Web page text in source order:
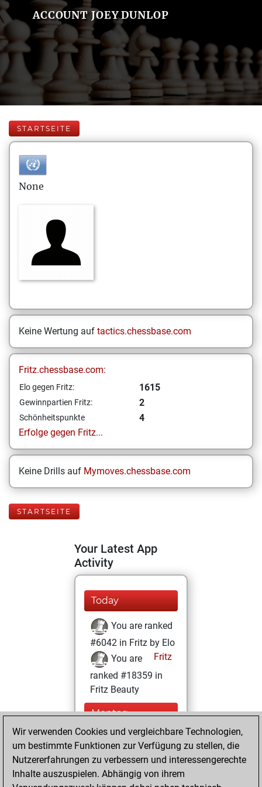
ACCOUNT JOEY DUNLOP
STARTSEITE
None
Keine Wertung auf tactics.chessbase.com
Fritz.chessbase.com:
Elo gegen Fritz: 1615
Gewinnpartien Fritz: 2
Schönheitspunkte
4
Erfolge gegen Fritz...
Keine Drills auf Mymoves.chessbase.com
STARTSEITE
Your Latest App
Activity
Today
You are ranked
#6042 in Fritz by Elo
Fritz
You are
ranked #18359 in
Fritz Beauty
Montag,
Dezember 28,
2020
You won
against Fritz
Fritz
Wir verwenden Cookies und vergleichbare Technologien,
um bestimmte Funktionen zur Verfügung zu stellen, die
Nutzererfahrungen zu verbessern und interessengerechte
Inhalte auszuspielen. Abhängig von ihrem